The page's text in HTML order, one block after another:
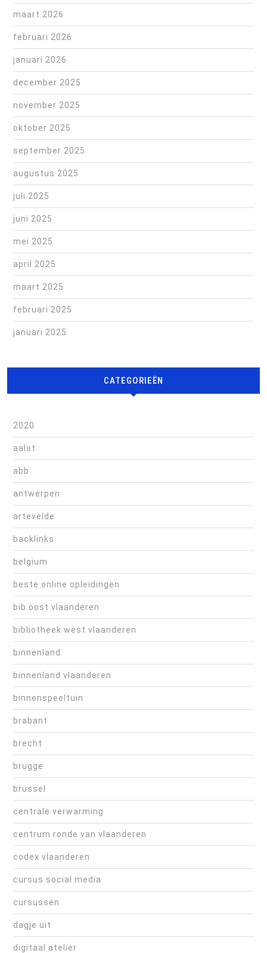
maart 2026
februari 2026
januari 2026
december 2025
november 2025
oktober 2025
september 2025
augustus 2025
juli 2025
juni 2025
mei 2025
april 2025
maart 2025
februari 2025
januari 2025
CATEGORIEËN
2020
aalst
abb
antwerpen
artevelde
backlinks
belgium
beste online opleidingen
bib oost vlaanderen
bibliotheek west vlaanderen
binnenland
binnenland vlaanderen
binnenspeeltuin
brabant
brecht
brugge
brussel
centrale verwarming
centrum ronde van vlaanderen
codex vlaanderen
cursus social media
cursussen
dagje uit
digitaal atelier